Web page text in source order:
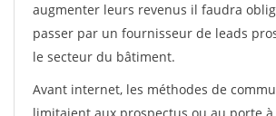
augmenter leurs revenus il faudra
passer par un fournisseur de leads
le secteur du bâtiment.
Avant internet, les méthodes de